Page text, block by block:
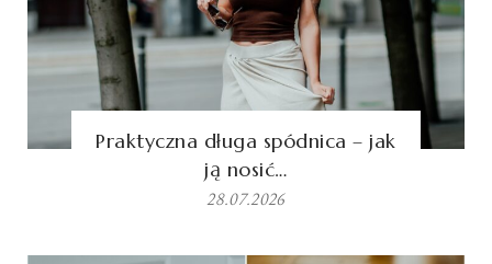
Praktyczna długa spódnica – jak
ją nosić…
28.07.2026